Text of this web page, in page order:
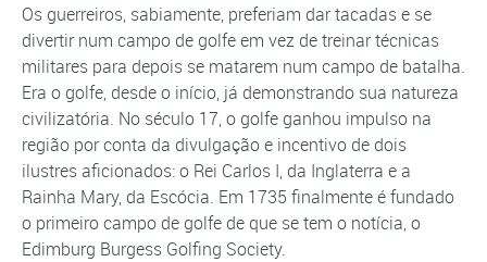
Os guerreiros, sabiamente, preferiam dar tacadas e se
divertir num campo de golfe em vez de treinar técnicas
militares para depois se matarem num campo de batalha.
Era o golfe, desde o início, já demonstrando sua natureza
civilizatória. No século 17, o golfe ganhou impulso na
região por conta da divulgação e incentivo de dois
ilustres aficionados: o Rei Carlos I, da Inglaterra e a
Rainha Mary, da Escócia. Em 1735 finalmente é fundado
o primeiro campo de golfe de que se tem o notícia, o
Edimburg Burgess Golfing Society.